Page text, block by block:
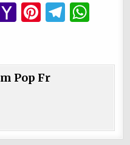
Y
o
ai
Pi
re
T
g s
p
Pop Fr